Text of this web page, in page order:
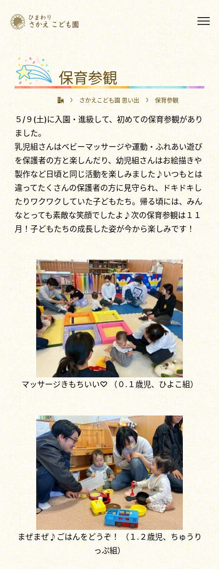
保育参観
さかえこども園 思い出 保育参観
５/９(土)に入園・進級して、初めての保育参観があり
ました。
乳児組さんはベビーマッサージや運動・ふれあい遊び
を保護者の方と楽しんだり、幼児組さんはお絵描きや
製作など日頃と同じ活動を楽しみました♪いつもとは
違ってたくさんの保護者の方に見守られ、ドキドキし
たりワクワクしていた子どもたち。帰る頃には、みん
なとっても素敵な笑顔でしたよ♪次の保育参観は１１
月！子どもたちの成長した姿が今から楽しみです！
マッサージきもちいい♡ （０.１歳児、ひよこ組）
まぜまぜ♪ごはんをどうぞ！ （１.２歳児、ちゅうり
っぷ組）